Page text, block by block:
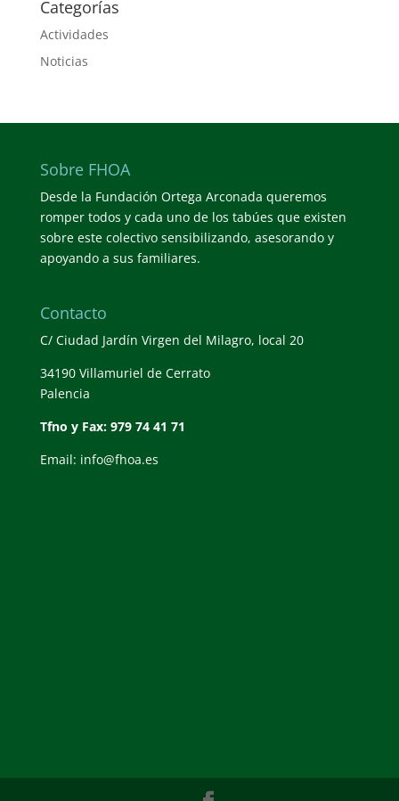
Categorías
Actividades
Noticias
Sobre FHOA
Desde la Fundación Ortega Arconada queremos
romper todos y cada uno de los tabúes que existen
sobre este colectivo sensibilizando, asesorando y
apoyando a sus familiares.
Contacto
C/ Ciudad Jardín Virgen del Milagro, local 20
34190 Villamuriel de Cerrato
Palencia
Tfno y Fax: 979 74 41 71
Email: info@fhoa.es